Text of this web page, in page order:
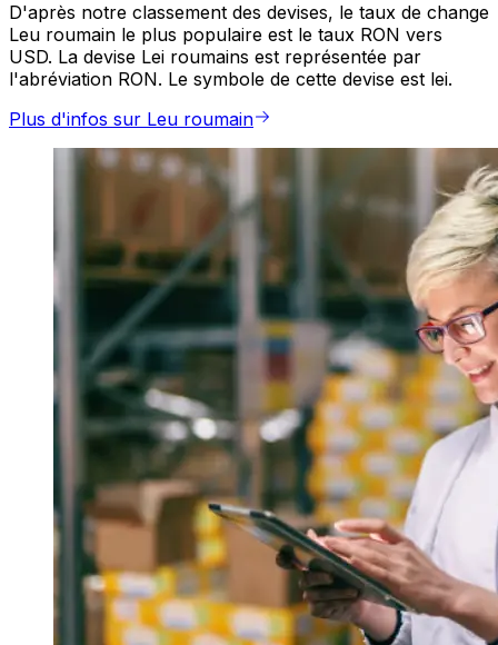
D'après notre classement des devises, le taux de change
Leu roumain le plus populaire est le taux RON vers
USD. La devise Lei roumains est représentée par
l'abréviation RON. Le symbole de cette devise est lei.
Plus d'infos sur Leu roumain